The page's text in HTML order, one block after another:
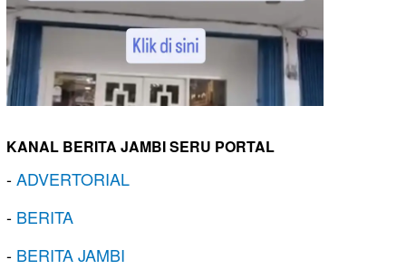
KANAL BERITA JAMBI SERU PORTAL
-ADVERTORIAL
- BERITA
- BERITA JAMBI